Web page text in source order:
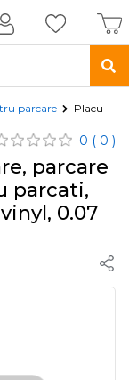
parcare Placuta
0 ( 0 )
parcare
parcati,
0.07